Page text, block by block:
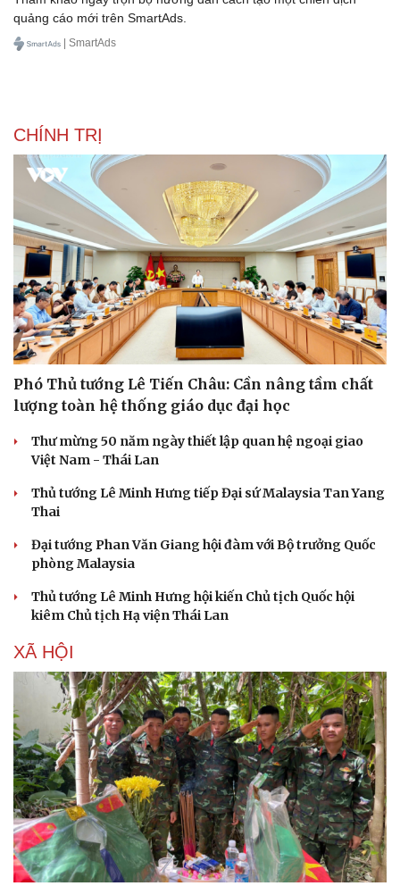
Sân khấu - Điện ảnh
Văn học
Âm nhạc
Di sản
Nghệ sĩ
Thời trang
Sao Việt
quảng cáo mới trên SmartAds.
| SmartAds
CHÍNH TRỊ
Phó Thủ tướng Lê Tiến Châu: Cần nâng tầm chất
lượng toàn hệ thống giáo dục đại học
Thư mừng 50 năm ngày thiết lập quan hệ ngoại giao
Việt Nam - Thái Lan
Thủ tướng Lê Minh Hưng tiếp Đại sứ Malaysia Tan Yang
Thai
Đại tướng Phan Văn Giang hội đàm với Bộ trưởng Quốc
phòng Malaysia
Thủ tướng Lê Minh Hưng hội kiến Chủ tịch Quốc hội
kiêm Chủ tịch Hạ viện Thái Lan
XÃ HỘI